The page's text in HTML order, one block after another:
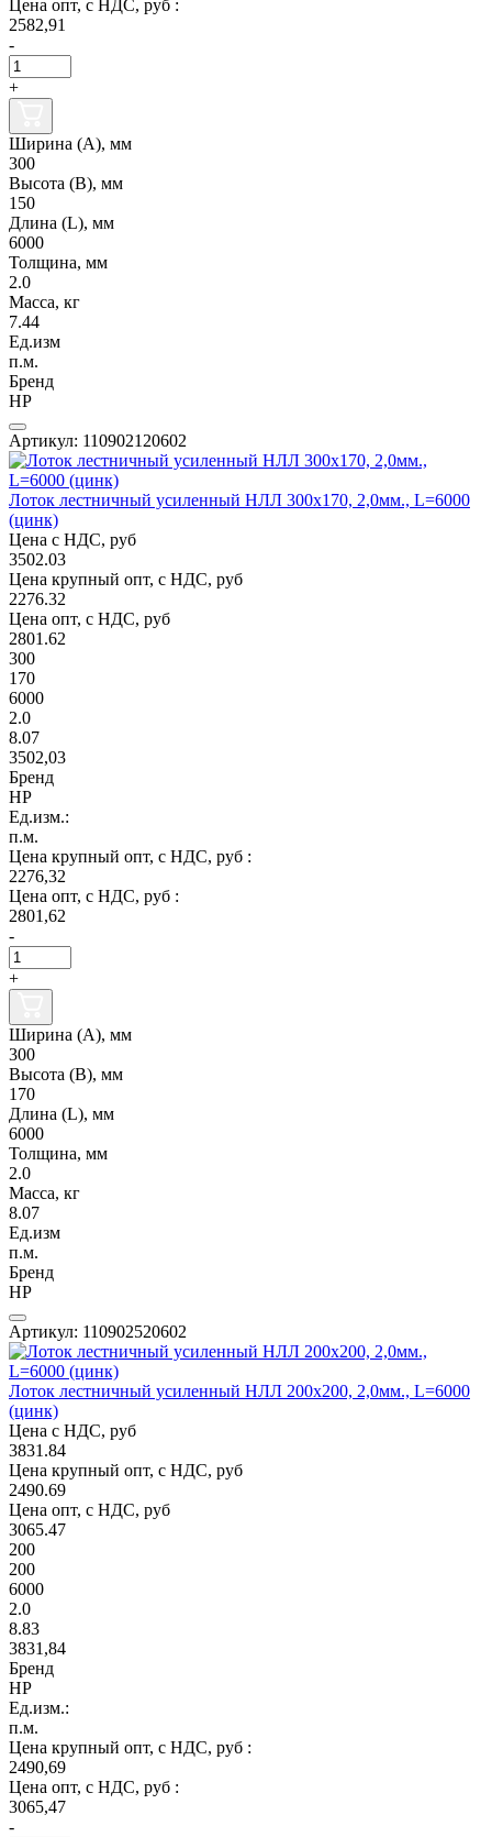
Цена опт, с НДС, руб :
2582,91
-
+
Ширина (А), мм
300
Высота (В), мм
150
Длина (L), мм
6000
Толщина, мм
2.0
Масса, кг
7.44
Ед.изм
п.м.
Бренд
НР
Артикул: 110902120602
Лоток лестничный усиленный НЛЛ 300х170, 2,0мм., L=6000
(цинк)
Цена с НДС, руб
3502.03
Цена крупный опт, с НДС, руб
2276.32
Цена опт, с НДС, руб
2801.62
300
170
6000
2.0
8.07
3502,03
Бренд
НР
Ед.изм.:
п.м.
Цена крупный опт, с НДС, руб :
2276,32
Цена опт, с НДС, руб :
2801,62
-
+
Ширина (А), мм
300
Высота (В), мм
170
Длина (L), мм
6000
Толщина, мм
2.0
Масса, кг
8.07
Ед.изм
п.м.
Бренд
НР
Артикул: 110902520602
Лоток лестничный усиленный НЛЛ 200х200, 2,0мм., L=6000
(цинк)
Цена с НДС, руб
3831.84
Цена крупный опт, с НДС, руб
2490.69
Цена опт, с НДС, руб
3065.47
200
200
6000
2.0
8.83
3831,84
Бренд
НР
Ед.изм.:
п.м.
Цена крупный опт, с НДС, руб :
2490,69
Цена опт, с НДС, руб :
3065,47
-